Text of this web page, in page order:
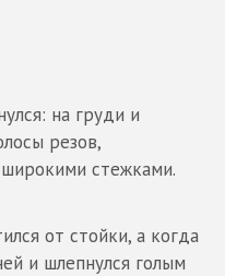
на груди и
резов,
стежками.
от стойки, а когда
и шлепнулся голым